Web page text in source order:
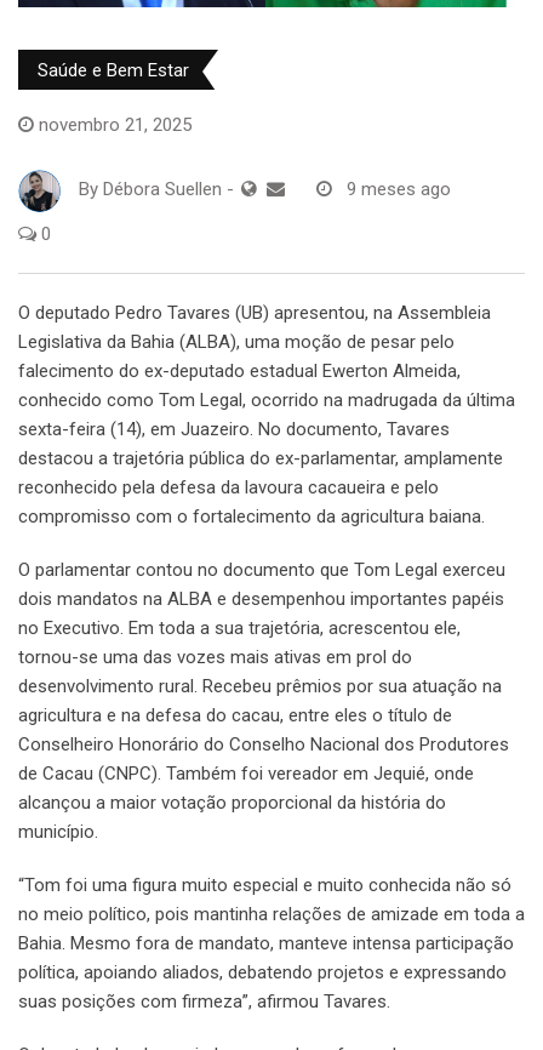
Saúde e Bem Estar
novembro 21, 2025
By Débora Suellen - 9 meses ago
0
O deputado Pedro Tavares (UB) apresentou, na Assembleia
Legislativa da Bahia (ALBA), uma moção de pesar pelo
falecimento do ex-deputado estadual Ewerton Almeida,
conhecido como Tom Legal, ocorrido na madrugada da última
sexta-feira (14), em Juazeiro. No documento, Tavares
destacou a trajetória pública do ex-parlamentar, amplamente
reconhecido pela defesa da lavoura cacaueira e pelo
compromisso com o fortalecimento da agricultura baiana.
O parlamentar contou no documento que Tom Legal exerceu
dois mandatos na ALBA e desempenhou importantes papéis
no Executivo. Em toda a sua trajetória, acrescentou ele,
tornou-se uma das vozes mais ativas em prol do
desenvolvimento rural. Recebeu prêmios por sua atuação na
agricultura e na defesa do cacau, entre eles o título de
Conselheiro Honorário do Conselho Nacional dos Produtores
de Cacau (CNPC). Também foi vereador em Jequié, onde
alcançou a maior votação proporcional da história do
município.
“Tom foi uma figura muito especial e muito conhecida não só
no meio político, pois mantinha relações de amizade em toda a
Bahia. Mesmo fora de mandato, manteve intensa participação
política, apoiando aliados, debatendo projetos e expressando
suas posições com firmeza”, afirmou Tavares.